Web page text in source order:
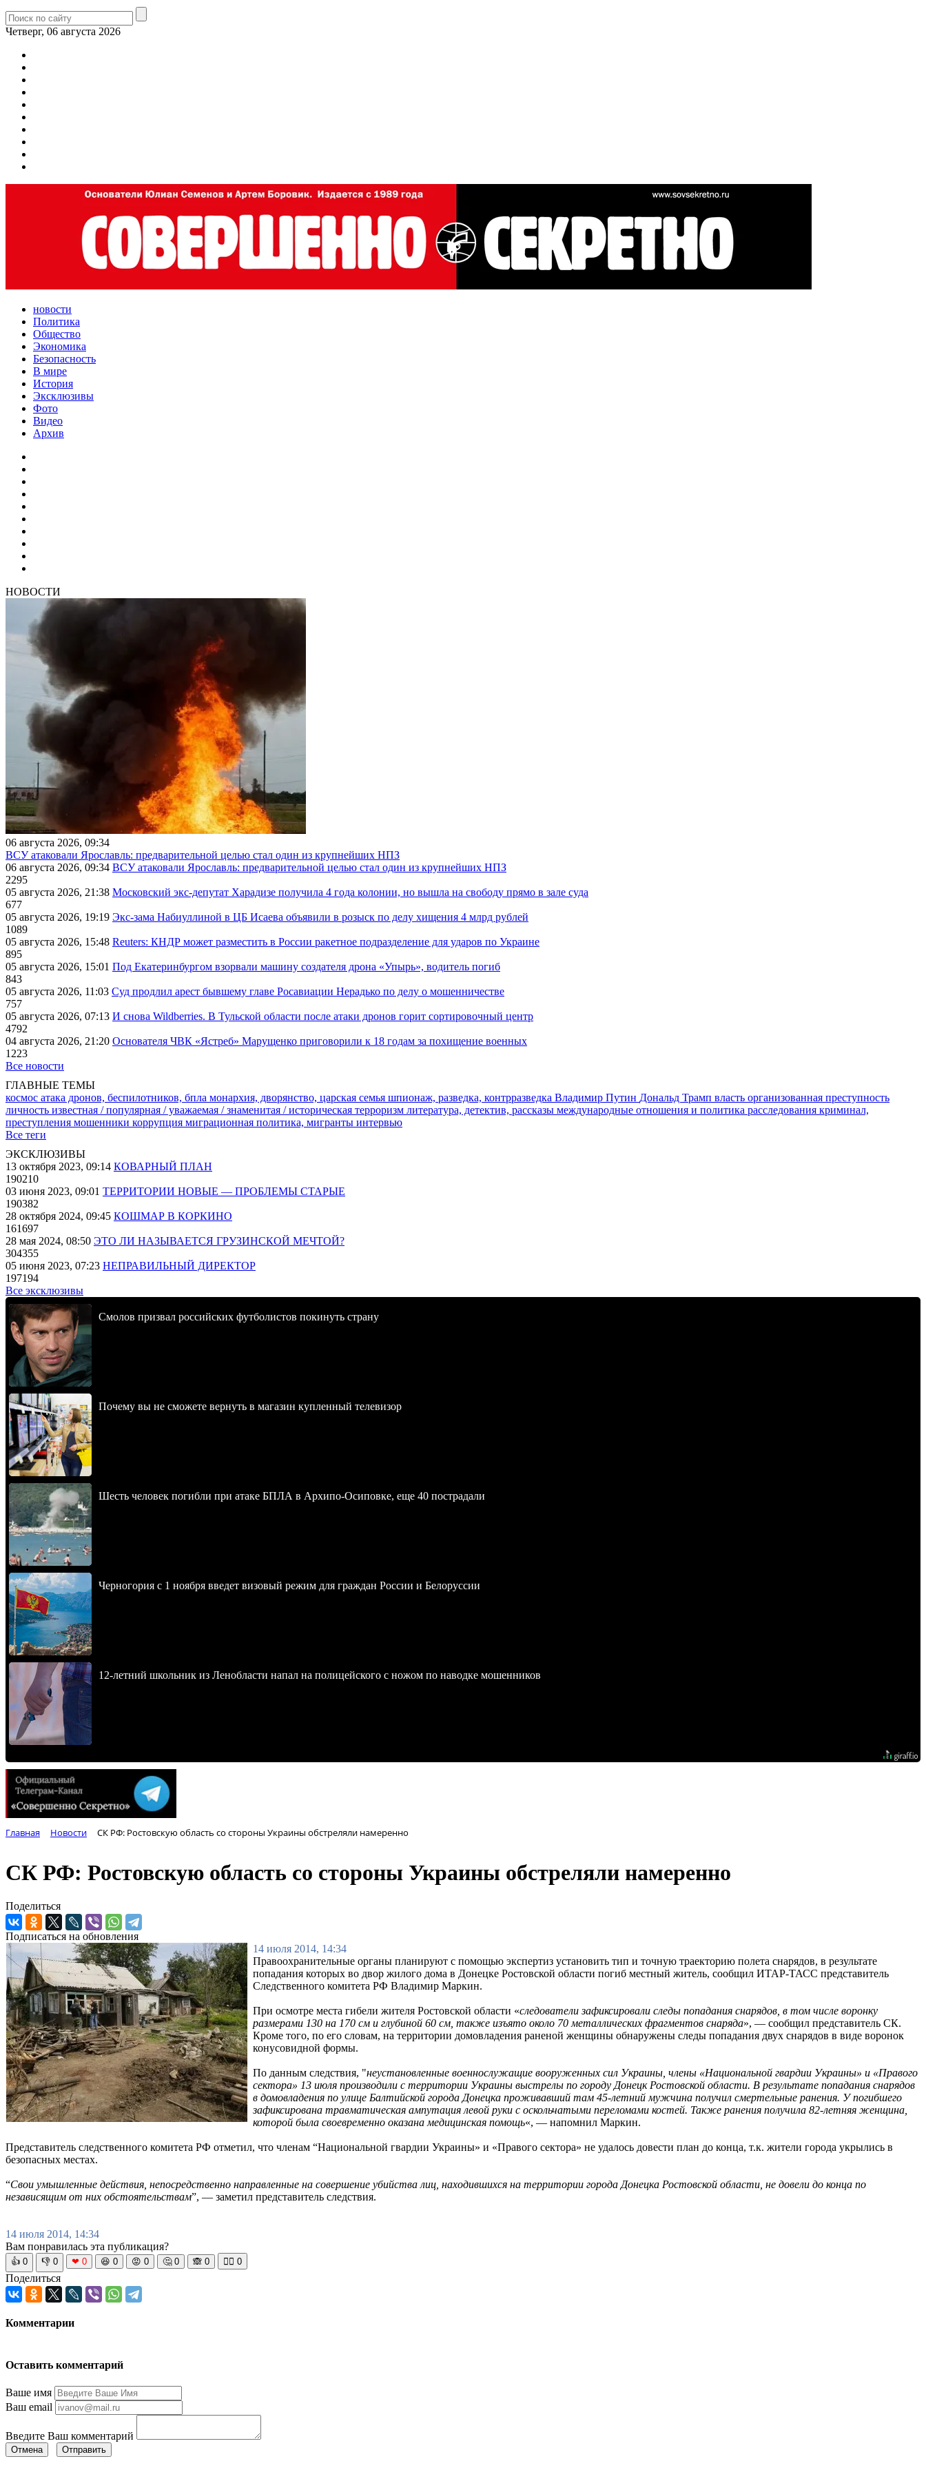
Четверг, 06 августа 2026
новости
Политика
Общество
Экономика
Безопасность
В мире
История
Эксклюзивы
Фото
Видео
Архив
НОВОСТИ
06 августа 2026, 09:34
ВСУ атаковали Ярославль: предварительной целью стал один из крупнейших НПЗ
06 августа 2026, 09:34 ВСУ атаковали Ярославль: предварительной целью стал один из крупнейших НПЗ
2295
05 августа 2026, 21:38 Московский экс-депутат Харадизе получила 4 года колонии, но вышла на свободу прямо в зале суда
677
05 августа 2026, 19:19 Экс-зама Набиуллиной в ЦБ Исаева объявили в розыск по делу хищения 4 млрд рублей
1089
05 августа 2026, 15:48 Reuters: КНДР может разместить в России ракетное подразделение для ударов по Украине
895
05 августа 2026, 15:01 Под Екатеринбургом взорвали машину создателя дрона «Упырь», водитель погиб
843
05 августа 2026, 11:03 Суд продлил арест бывшему главе Росавиации Нерадько по делу о мошенничестве
757
05 августа 2026, 07:13 И снова Wildberries. В Тульской области после атаки дронов горит сортировочный центр
4792
04 августа 2026, 21:20 Основателя ЧВК «Ястреб» Марущенко приговорили к 18 годам за похищение военных
1223
Все новости
ГЛАВНЫЕ ТЕМЫ
космос атака дронов, беспилотников, бпла монархия, дворянство, царская семья шпионаж, разведка, контрразведка Владимир Путин Дональд Трамп власть организованная преступность
личность известная / популярная / уважаемая / знаменитая / историческая терроризм литература, детектив, рассказы международные отношения и политика расследования криминал,
преступления мошенники коррупция миграционная политика, мигранты интервью
Все теги
ЭКСКЛЮЗИВЫ
13 октября 2023, 09:14 КОВАРНЫЙ ПЛАН
190210
03 июня 2023, 09:01 ТЕРРИТОРИИ НОВЫЕ — ПРОБЛЕМЫ СТАРЫЕ
190382
28 октября 2024, 09:45 КОШМАР В КОРКИНО
161697
28 мая 2024, 08:50 ЭТО ЛИ НАЗЫВАЕТСЯ ГРУЗИНСКОЙ МЕЧТОЙ?
304355
05 июня 2023, 07:23 НЕПРАВИЛЬНЫЙ ДИРЕКТОР
197194
Все эксклюзивы
Смолов призвал российских футболистов покинуть страну
Почему вы не сможете вернуть в магазин купленный телевизор
Шесть человек погибли при атаке БПЛА в Архипо-Осиповке, еще 40 пострадали
Черногория с 1 ноября введет визовый режим для граждан России и Белоруссии
12-летний школьник из Ленобласти напал на полицейского с ножом по наводке мошенников
Главная Новости СК РФ: Ростовскую область со стороны Украины обстреляли намеренно
СК РФ: Ростовскую область со стороны Украины обстреляли намеренно
Поделиться
Подписаться на обновления
14 июля 2014, 14:34
Правоохранительные органы планируют с помощью экспертиз установить тип и точную траекторию полета снарядов, в результате
попадания которых во двор жилого дома в Донецке Ростовской области погиб местный житель, сообщил ИТАР-ТАСС представитель
Следственного комитета РФ Владимир Маркин.
При осмотре места гибели жителя Ростовской области «следователи зафиксировали следы попадания снарядов, в том числе воронку
размерами 130 на 170 см и глубиной 60 см, также изъято около 70 металлических фрагментов снаряда», — сообщил представитель СК.
Кроме того, по его словам, на территории домовладения раненой женщины обнаружены следы попадания двух снарядов в виде воронок
конусовидной формы.
По данным следствия, "неустановленные военнослужащие вооруженных сил Украины, члены «Национальной гвардии Украины» и «Правого
сектора» 13 июля производили с территории Украины выстрелы по городу Донецк Ростовской области. В результате попадания снарядов
в домовладения по улице Балтийской города Донецка проживавший там 45-летний мужчина получил смертельные ранения. У погибшего
зафиксирована травматическая ампутация левой руки с оскольчатыми переломами костей. Также ранения получила 82-летняя женщина,
которой была своевременно оказана медицинская помощь«, — напомнил Маркин.
Представитель следственного комитета РФ отметил, что членам “Национальной гвардии Украины» и «Правого сектора» не удалось довести план до конца, т.к. жители города укрылись в
безопасных местах.
“Свои умышленные действия, непосредственно направленные на совершение убийства лиц, находившихся на территории города Донецка Ростовской области, не довели до конца по
независящим от них обстоятельствам”, — заметил представитель следствия.
14 июля 2014, 14:34
Вам понравилась эта публикация?
👍 0 👎 0 ❤ 0 😆 0 😡 0 🤔 0 🙈 0 🧘‍♀️ 0
Поделиться
Комментарии
Оставить комментарий
Ваше имя
Ваш email
Введите Ваш комментарий
Отмена Отправить